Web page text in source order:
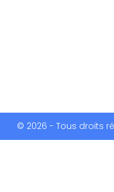
© 2026 - Tous droits